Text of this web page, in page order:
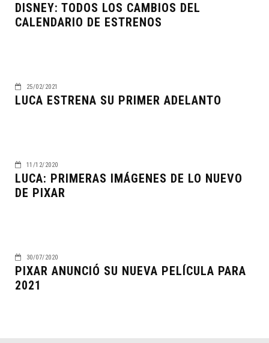
DISNEY: TODOS LOS CAMBIOS DEL
CALENDARIO DE ESTRENOS
25/02/2021
LUCA ESTRENA SU PRIMER ADELANTO
11/12/2020
LUCA: PRIMERAS IMÁGENES DE LO NUEVO
DE PIXAR
30/07/2020
PIXAR ANUNCIÓ SU NUEVA PELÍCULA PARA
2021